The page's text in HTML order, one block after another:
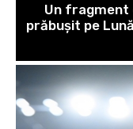
Un fragment
prăbușit pe